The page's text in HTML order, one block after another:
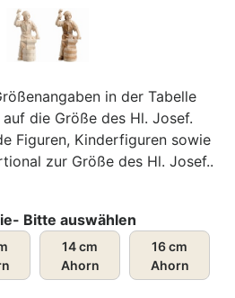
in der Tabelle
die Größe des Hl. Josef.
Figuren, Kinderfiguren sowie
zur Größe des Hl. Josef..
Bitte auswählen
14 cm
Ahorn
16 cm
Ahorn